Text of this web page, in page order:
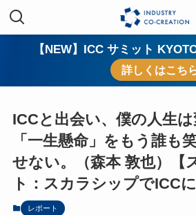
【NEW】ICC サミット
詳しくはこち
ICCと出会い、僕の人生は
「一生懸命」をもう誰も
せない。（森本 敦也）【
ト：スカラシップでICC
レポート